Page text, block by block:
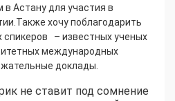
Астану для участия в
хочу поблагодарить
спикеров – известных ученых
международных
доклады.
не ставит под сомнение